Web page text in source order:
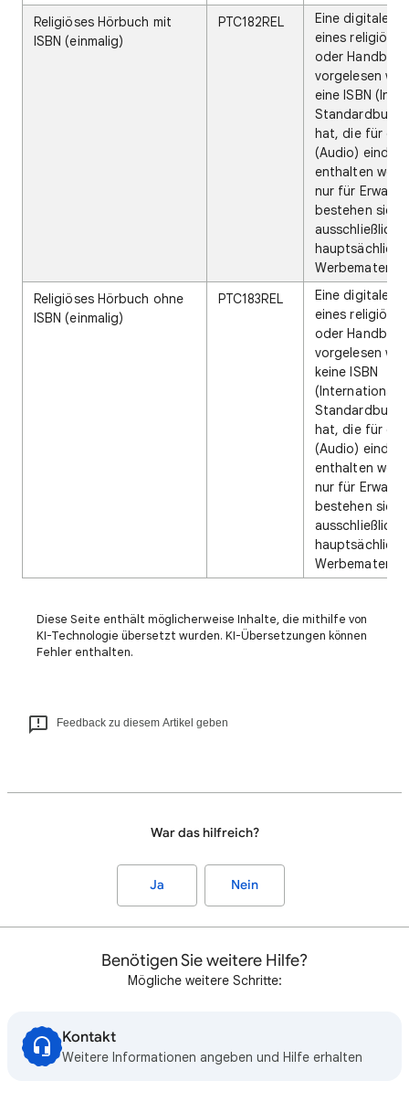
Religiöses Hörbuch mit
ISBN (einmalig)
PTC182REL
Eine digitale
eines
oder
vorgelesen
eine ISBN
hat, die für
(Audio)
enthalten
nur für
bestehen sie
ausschließlich
hauptsächlich
Werbematerial.
Religiöses Hörbuch ohne
ISBN (einmalig)
PTC183REL
Eine digitale
eines
oder
vorgelesen
keine ISBN
(Internationale
hat, die für
(Audio)
enthalten
nur für
bestehen sie
ausschließlich
hauptsächlich
Werbematerial.
Diese Seite enthält möglicherweise Inhalte, die mithilfe von
KI-Technologie übersetzt wurden. KI-Übersetzungen können
Fehler enthalten.
Feedback zu diesem Artikel geben
War das hilfreich?
Ja Nein
Benötigen Sie weitere Hilfe?
Mögliche weitere Schritte:
Kontakt
Weitere Informationen angeben und Hilfe erhalten